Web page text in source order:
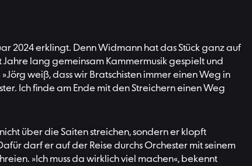
2024 erklingt. Denn Widmann hat das Stück ganz auf
lang gemeinsam Kammermusik gespielt und
weiß, dass wir Bratschisten immer einen Weg in
Ich finde am Ende mit den Streichern einen Weg
über die Saiten streichen, sondern er klopft
darf er auf der Reise durchs Orchester mit seinem
»Ich muss da wirklich viel machen«, bekennt